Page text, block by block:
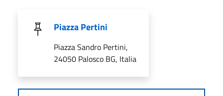
Piazza Pertini
Piazza Sandro Pertini,
24050 Palosco BG, Italia